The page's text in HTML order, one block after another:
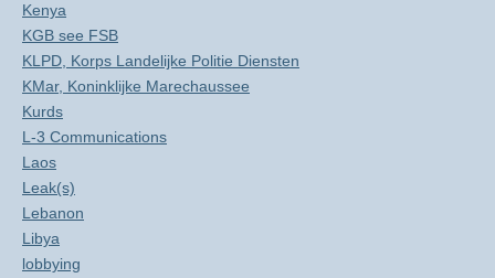
Kenya
KGB see FSB
KLPD, Korps Landelijke Politie Diensten
KMar, Koninklijke Marechaussee
Kurds
L-3 Communications
Laos
Leak(s)
Lebanon
Libya
lobbying